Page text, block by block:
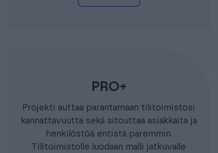
PRO+
Projekti auttaa parantamaan tilitoimistosi
kannattavuutta sekä sitouttaa asiakkaita ja
henkilöstöä entistä paremmin.
Tilitoimistolle luodaan malli jatkuvalle